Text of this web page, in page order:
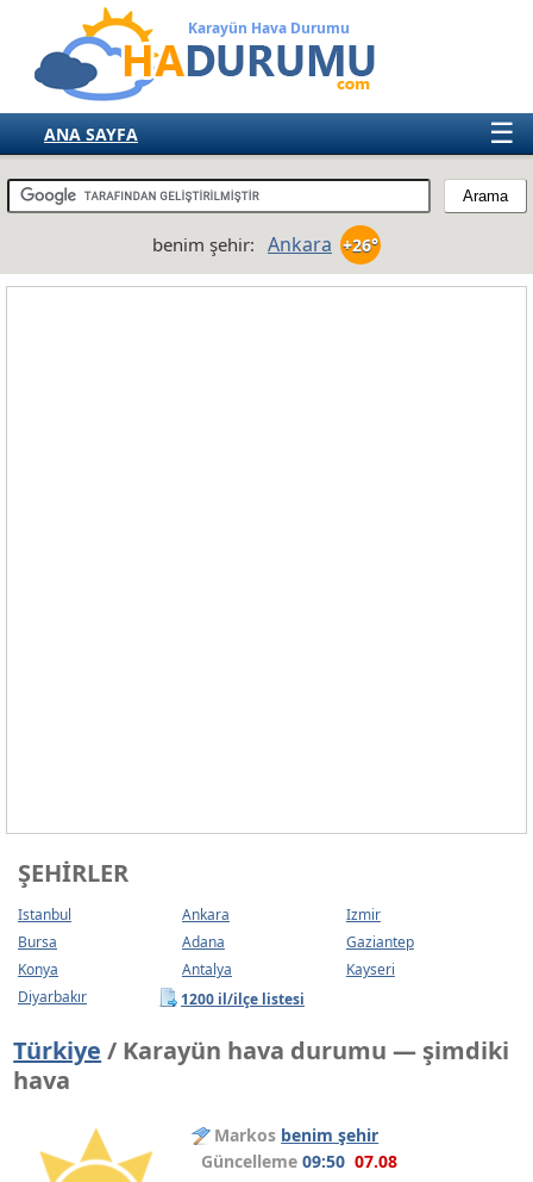
Karayün Hava Durumu
☰
ANA SAYFA
TÜRKİYE
AVRUPA
benim şehir: Ankara +26°
ŞEHIRLER
Istanbul Ankara
Izmir
Bursa
Adana
Gaziantep
Konya
Antalya
Kayseri
Diyarbakır
1200 il/ilçe listesi
Türkiye / Karayün hava durumu — şimdiki
hava
Markos benim şehir
Güncelleme09:50 07.08